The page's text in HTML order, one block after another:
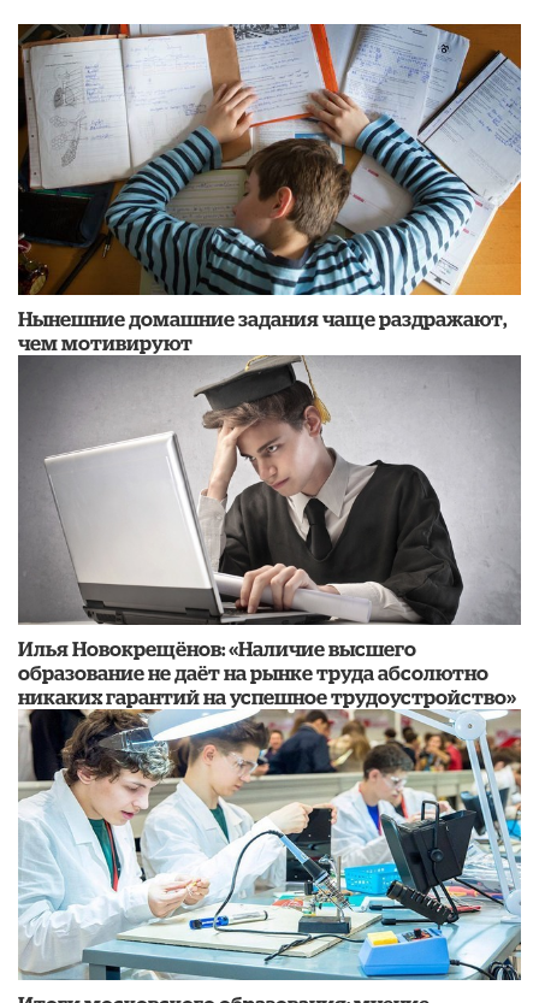
Нынешние домашние задания чаще раздражают,
чем мотивируют
Илья Новокрещёнов: «Наличие высшего
образование не даёт на рынке труда абсолютно
никаких гарантий на успешное трудоустройство»